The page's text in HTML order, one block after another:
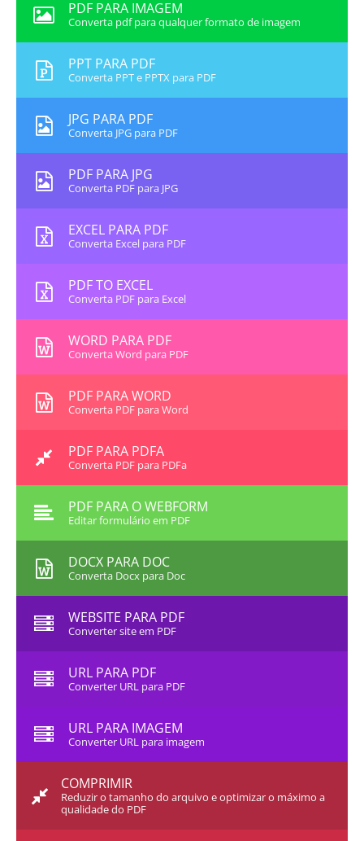
PDF PARA IMAGEM
Converta pdf para qualquer formato de imagem
PPT PARA PDF
Converta PPT e PPTX para PDF
JPG PARA PDF
Converta JPG para PDF
PDF PARA JPG
Converta PDF para JPG
EXCEL PARA PDF
Converta Excel para PDF
PDF TO EXCEL
Converta PDF para Excel
WORD PARA PDF
Converta Word para PDF
PDF PARA WORD
Converta PDF para Word
PDF PARA PDFA
Converta PDF para PDFa
PDF PARA O WEBFORM
Editar formulário em PDF
DOCX PARA DOC
Converta Docx para Doc
WEBSITE PARA PDF
Converter site em PDF
URL PARA PDF
Converter URL para PDF
URL PARA IMAGEM
Converter URL para imagem
COMPRIMIR
Reduzir o tamanho do arquivo e optimizar o máximo a
qualidade do PDF